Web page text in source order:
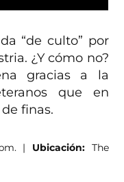
“de culto” por
¿Y cómo no?
gracias a la
que en
finas.
| Ubicación:The